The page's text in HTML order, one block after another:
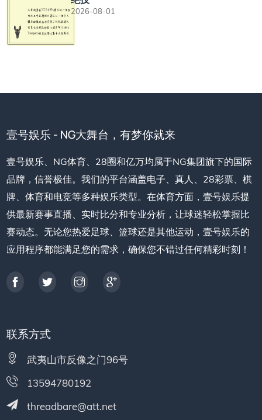
2026-08-01
壹号娱乐 - NG大舞台，有梦你就来
壹号娱乐、NG体育、28圈和亿万均属于NG集团旗下的国际
品牌，信誉极佳。我们的平台涵盖电子、真人、28彩票、棋
牌、体育和电竞等多种娱乐类型。在体育方面，壹号娱乐提
供最新赛事直播、实时比分和专业分析，让球迷轻松掌握比
赛动态。无论您热爱足球、篮球还是其他运动，壹号娱乐的
应用程序都能满足您的需求，确保您不错过任何精彩时刻！
联系方式
武夷山市反像之门96号
13594780192
threadbare@att.net